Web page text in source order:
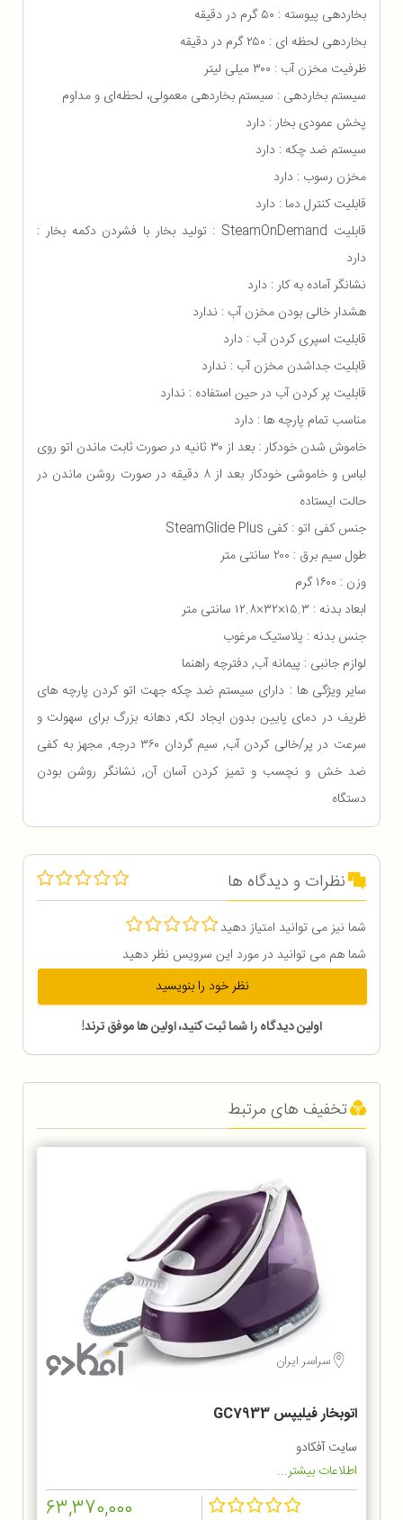
بخاردهی پیوسته : ۵۰ گرم در دقیقه
بخاردهی لحظه ای : ۲۵۰ گرم در دقیقه
ظرفیت مخزن آب : ۳۰۰ میلی لیتر
سیستم بخاردهی : سیستم بخاردهی معمولی، لحظه‌ای و مداوم
پخش عمودی بخار : دارد
سیستم ضد چکه : دارد
مخزن رسوب : دارد
قابلیت کنترل دما : دارد
قابلیت SteamOnDemand : تولید بخار با فشردن دکمه بخار :
دارد
نشانگر آماده به کار : دارد
هشدار خالی بودن مخزن آب : ندارد
قابلیت اسپری کردن آب : دارد
قابلیت جداشدن مخزن آب : ندارد
قابلیت پر کردن آب در حین استفاده : ندارد
مناسب تمام پارچه ها : دارد
خاموش شدن خودکار : بعد از ۳۰ ثانیه در صورت ثابت ماندن اتو روی
لباس و خاموشی خودکار بعد از ۸ دقیقه در صورت روشن ماندن در
حالت ایستاده
جنس کفی اتو : کفی SteamGlide Plus
طول سیم برق : ۲۰۰ سانتی متر
وزن : ۱۶۰۰ گرم
ابعاد بدنه : ۱۵.۳×۳۲×۱۲.۸ سانتی متر
جنس بدنه : پلاستیک مرغوب
لوازم جانبی : پیمانه آب, دفترچه راهنما
سایر ویژگی ها : دارای سیستم ضد چکه جهت اتو کردن پارچه های
ظریف در دمای پایین بدون ایجاد لکه, دهانه بزرگ برای سهولت و
سرعت در پر/خالی کردن آب, سیم گردان ۳۶۰ درجه, مجهز به کفی
ضد خش و نچسب و تمیز کردن آسان آن, نشانگر روشن بودن
دستگاه
نظرات و دیدگاه ها
شما نیز می توانید امتیاز دهید
شما هم می توانید در مورد این سرویس نظر دهید
نظر خود را بنویسید
اولین دیدگاه را شما ثبت کنید، اولین ها موفق ترند!
تخفیف های مرتبط
سراسر ایران
اتوبخار فیلیپس GC7933
سایت آفکادو
اطلاعات بیشتر...
63,370,000